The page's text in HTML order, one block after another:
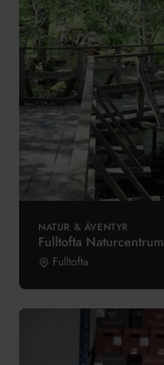
NATUR & ÄVENTYR
Fulltofta Naturcentrum
Fulltofta